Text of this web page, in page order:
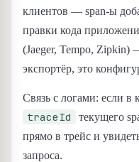
клиентов — span-ы
правки кода
(Jaeger, Tempo, Zipkin)
экспортёр, это
Связь с логами: если в
traceId
текущего
прямо в трейс и
запроса.